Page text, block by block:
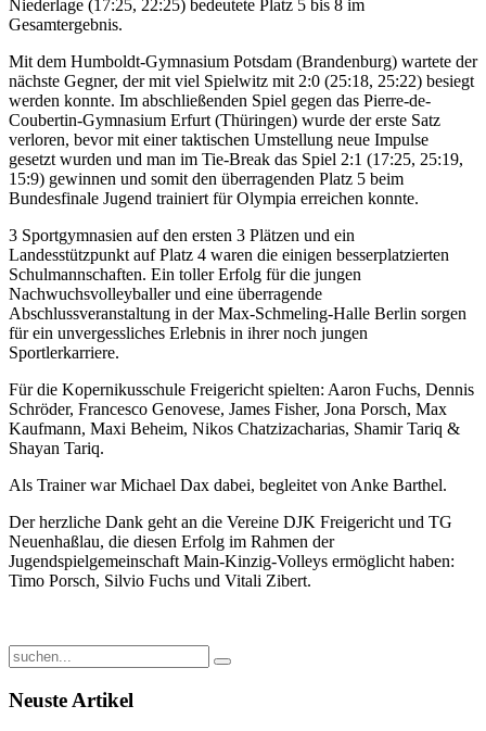
Niederlage (17:25, 22:25) bedeutete Platz 5 bis 8 im
Gesamtergebnis.
Mit dem Humboldt-Gymnasium Potsdam (Brandenburg) wartete der
nächste Gegner, der mit viel Spielwitz mit 2:0 (25:18, 25:22) besiegt
werden konnte. Im abschließenden Spiel gegen das Pierre-de-
Coubertin-Gymnasium Erfurt (Thüringen) wurde der erste Satz
verloren, bevor mit einer taktischen Umstellung neue Impulse
gesetzt wurden und man im Tie-Break das Spiel 2:1 (17:25, 25:19,
15:9) gewinnen und somit den überragenden Platz 5 beim
Bundesfinale Jugend trainiert für Olympia erreichen konnte.
3 Sportgymnasien auf den ersten 3 Plätzen und ein
Landesstützpunkt auf Platz 4 waren die einigen besserplatzierten
Schulmannschaften. Ein toller Erfolg für die jungen
Nachwuchsvolleyballer und eine überragende
Abschlussveranstaltung in der Max-Schmeling-Halle Berlin sorgen
für ein unvergessliches Erlebnis in ihrer noch jungen
Sportlerkarriere.
Für die Kopernikusschule Freigericht spielten: Aaron Fuchs, Dennis
Schröder, Francesco Genovese, James Fisher, Jona Porsch, Max
Kaufmann, Maxi Beheim, Nikos Chatzizacharias, Shamir Tariq &
Shayan Tariq.
Als Trainer war Michael Dax dabei, begleitet von Anke Barthel.
Der herzliche Dank geht an die Vereine DJK Freigericht und TG
Neuenhaßlau, die diesen Erfolg im Rahmen der
Jugendspielgemeinschaft Main-Kinzig-Volleys ermöglicht haben:
Timo Porsch, Silvio Fuchs und Vitali Zibert.
Neuste Artikel